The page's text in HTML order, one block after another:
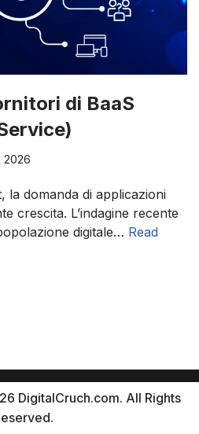
di BaaS
2026
la domanda di applicazioni
crescita. L’indagine recente
digitale… Read
DigitalCruch.com. All Rights